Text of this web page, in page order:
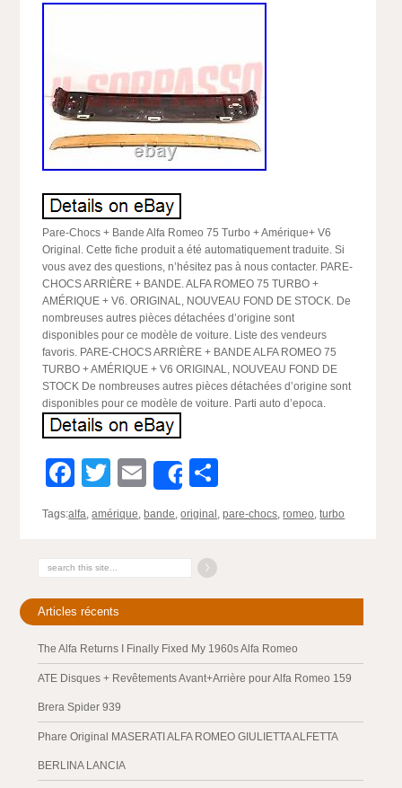
Pare-Chocs + Bande Alfa Romeo 75 Turbo + Amérique+ V6
Original. Cette fiche produit a été automatiquement traduite. Si
vous avez des questions, n’hésitez pas à nous contacter. PARE-
CHOCS ARRIÈRE + BANDE. ALFA ROMEO 75 TURBO +
AMÉRIQUE + V6. ORIGINAL, NOUVEAU FOND DE STOCK. De
nombreuses autres pièces détachées d’origine sont
disponibles pour ce modèle de voiture. Liste des vendeurs
favoris. PARE-CHOCS ARRIÈRE + BANDE ALFA ROMEO 75
TURBO + AMÉRIQUE + V6 ORIGINAL, NOUVEAU FOND DE
STOCK De nombreuses autres pièces détachées d’origine sont
disponibles pour ce modèle de voiture. Parti auto d’epoca.
Facebook
Twitter
EmailShare
Tags:alfa,amérique, bande,original ,pare-chocs,romeo,turbo
Articles récents
The Alfa Returns I Finally Fixed My 1960s Alfa Romeo
ATE Disques + Revêtements Avant+Arrière pour Alfa Romeo 159
Brera Spider 939
Phare Original MASERATI ALFA ROMEO GIULIETTA ALFETTA
BERLINA LANCIA